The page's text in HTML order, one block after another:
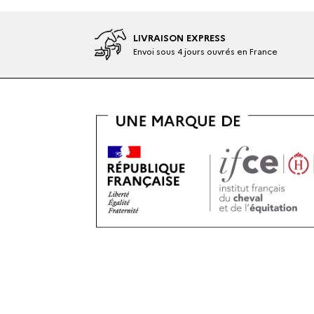
LIVRAISON EXPRESS
Envoi sous 4 jours ouvrés en France